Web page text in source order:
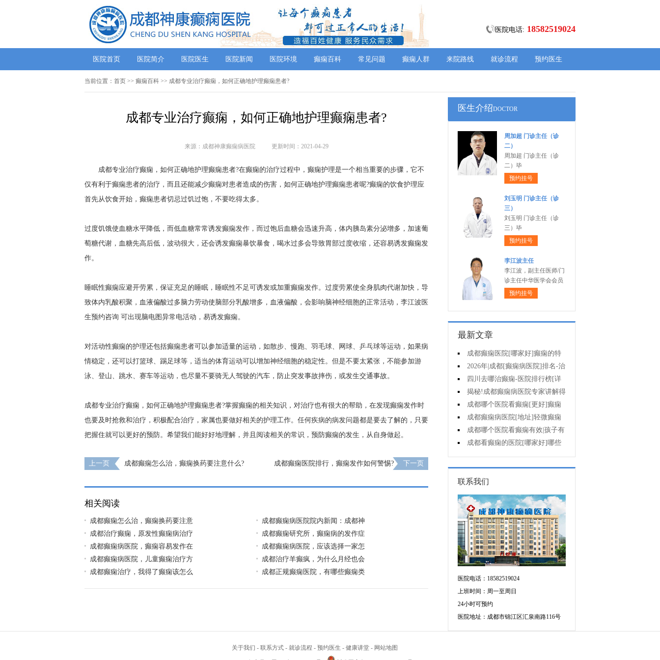
医院电话: 18582519024
医院首页 医院简介 医院医生 医院新闻 医院环境 癫痫百科 常见问题 癫痫人群 来院路线 就诊流程 预约医生
当前位置： 首页 >> 癫痫百科 >> 成都专业治疗癫痫，如何正确地护理癫痫患者?
成都专业治疗癫痫，如何正确地护理癫痫患者?
来源：成都神康癫痫病医院 更新时间：2021-04-29
成都专业治疗癫痫，如何正确地护理癫痫患者?在癫痫的治疗过程中，癫痫护理是一个相当重要的步骤，它不
仅有利于癫痫患者的治疗，而且还能减少癫痫对患者造成的伤害，如何正确地护理癫痫患者呢?癫痫的饮食护理应
首先从饮食开始，癫痫患者切忌过饥过饱，不要吃得太多。
过度饥饿使血糖水平降低，而低血糖常常诱发癫痫发作，而过饱后血糖会迅速升高，体内胰岛素分泌增多，加速葡
萄糖代谢，血糖先高后低，波动很大，还会诱发癫痫暴饮暴食，喝水过多会导致胃部过度收缩，还容易诱发癫痫发
作。
睡眠性癫痫应避开劳累，保证充足的睡眠，睡眠性不足可诱发或加重癫痫发作。过度劳累使全身肌肉代谢加快，导
致体内乳酸积聚，血液偏酸过多脑力劳动使脑部分乳酸增多，血液偏酸，会影响脑神经细胞的正常活动， 李江波医
生预约咨询 可出现脑电图异常电活动，易诱发癫痫。
对活动性癫痫的护理还包括癫痫患者可以参加适量的运动，如散步、慢跑、羽毛球、网球、乒乓球等运动，如果病
情稳定，还可以打篮球、踢足球等，适当的体育运动可以增加神经细胞的稳定性。但是不要太紧张，不能参加游
泳、登山、跳水、赛车等运动，也尽量不要骑无人驾驶的汽车，防止突发事故摔伤，或发生交通事故。
成都专业治疗癫痫，如何正确地护理癫痫患者?掌握癫痫的相关知识，对治疗也有很大的帮助，在发现癫痫发作时
也要及时抢救和治疗，积极配合治疗，家属也要做好相关的护理工作。任何疾病的病发问题都是要去了解的，只要
把握住就可以更好的预防。希望我们能好好地理解，并且阅读相关的常识，预防癫痫的发生，从自身做起。
上一页 成都癫痫怎么治，癫痫换药要注意什么? 成都癫痫医院排行，癫痫发作如何警惕? 下一页
相关阅读
成都癫痫怎么治，癫痫换药要注意
成都癫痫病医院院内新闻：成都神
成都治疗癫痫，原发性癫痫病治疗
成都癫痫研究所，癫痫病的发作症
成都癫痫病医院，癫痫容易发作在
成都癫痫病医院，应该选择一家怎
成都癫痫病医院，儿童癫痫治疗方
成都治疗羊癫疯，为什么月经也会
成都癫痫治疗，我得了癫痫该怎么
成都正规癫痫医院，有哪些癫痫类
医生介绍DOCTOR
周加超 门诊主任（诊
二）
周加超 门诊主任（诊
二）毕
预约挂号
刘玉明 门诊主任（诊
三）
刘玉明 门诊主任（诊
三）毕
预约挂号
李江波主任
李江波，副主任医师/门
诊主任中华医学会会员
预约挂号
最新文章
成都癫痫医院[哪家好]癫痫的特
征是什么?
2026年|成都[癫痫病医院]排名-治
疗儿童癫痫好?
四川去哪治癫痫-医院排行榜[详
细排名]小儿癫痫如何治疗?
揭秘!成都癫痫病医院专家讲解得
癫痫治疗要多少钱?
成都哪个医院看癫痫[更好]癫痫
病人容易有什么心理?
成都癫痫病医院[地址]轻微癫痫
有治疗的必要吗?
成都哪个医院看癫痫有效|孩子有
癫痫用什么方法治比较好?
成都看癫痫的医院[哪家好]哪些
原因会引发癫痫呢?
联系我们
医院电话：18582519024
上班时间：周一至周日
24小时可预约
医院地址：成都市锦江区汇泉南路116号
关于我们 - 联系方式 - 就诊流程 - 预约医生 - 健康讲堂 - 网站地图